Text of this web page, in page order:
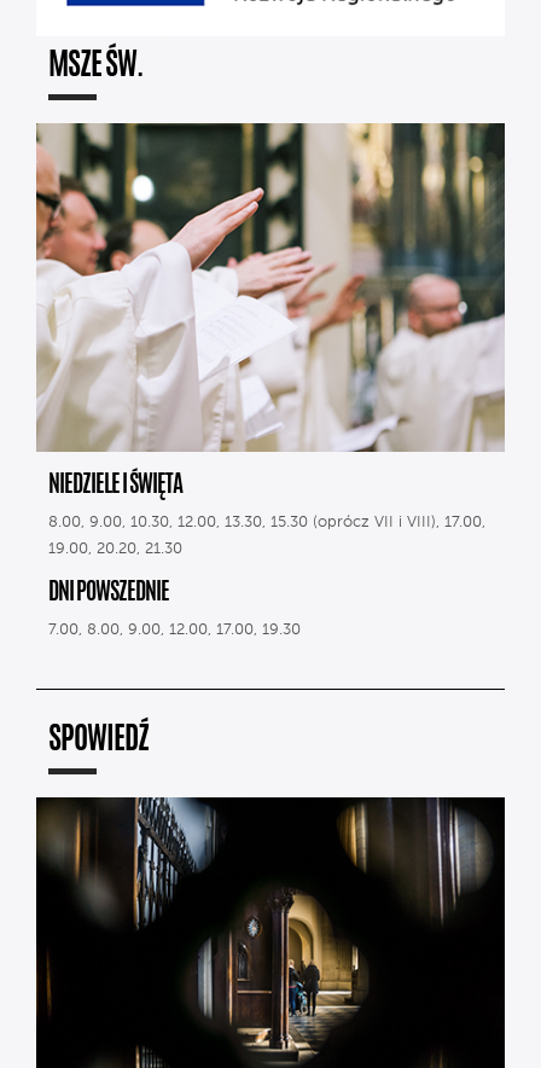
MSZE ŚW.
NIEDZIELE I ŚWIĘTA
8.00, 9.00, 10.30, 12.00, 13.30, 15.30 (oprócz VII i VIII), 17.00,
19.00, 20.20, 21.30
DNI POWSZEDNIE
7.00, 8.00, 9.00, 12.00, 17.00, 19.30
SPOWIEDŹ